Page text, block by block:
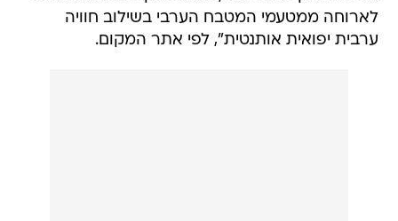
לארוחה ממטעמי המטבח הערבי בשילוב חוויה
ערבית יפואית אותנטית", לפי אתר המקום.